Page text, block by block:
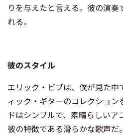
りを与えたと言える。彼の演
れる。
彼のスタイル
エリック・ビブは、僕が見た中
ィック・ギターのコレクショ
ドはシンプルで、素晴らしいア
彼の特徴である滑らかな歌声だ。